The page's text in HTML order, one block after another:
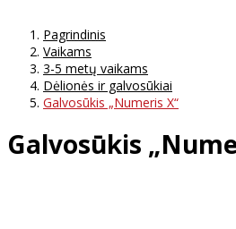
Pagrindinis
Vaikams
3-5 metų vaikams
Dėlionės ir galvosūkiai
Galvosūkis „Numeris X“
Galvosūkis